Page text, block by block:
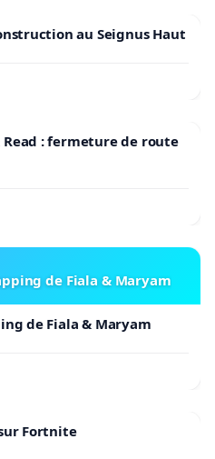
au Seignus Haut
: fermeture de route
de Fiala & Maryam
de Fiala & Maryam
Fortnite